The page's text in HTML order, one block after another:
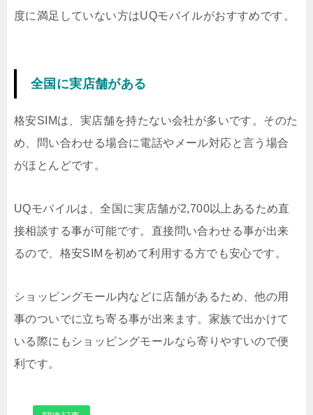
度に満足していない方はUQモバイルがおすすめです。
全国に実店舗がある
格安SIMは、実店舗を持たない会社が多いです。そのた
め、問い合わせる場合に電話やメール対応と言う場合
がほとんどです。
UQモバイルは、全国に実店舗が2,700以上あるため直
接相談する事が可能です。直接問い合わせる事が出来
るので、格安SIMを初めて利用する方でも安心です。
ショッピングモール内などに店舗があるため、他の用
事のついでに立ち寄る事が出来ます。家族で出かけて
いる際にもショッピングモールなら寄りやすいので便
利です。